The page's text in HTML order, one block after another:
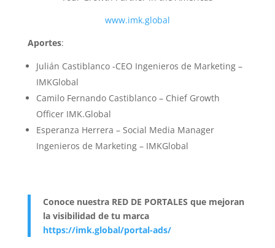
www.imk.global
Aportes:
Julián Castiblanco -CEO Ingenieros de Marketing –
IMKGlobal
Camilo Fernando Castiblanco – Chief Growth
Officer IMK.Global
Esperanza Herrera – Social Media Manager
Ingenieros de Marketing – IMKGlobal
Conoce nuestra RED DE PORTALES que mejoran
la visibilidad de tu marca
https://imk.global/portal-ads/